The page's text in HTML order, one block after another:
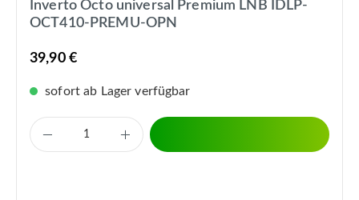
Inverto Octo universal Premium LNB IDLP-
OCT410-PREMU-OPN
39,90 €
sofort ab Lager verfügbar